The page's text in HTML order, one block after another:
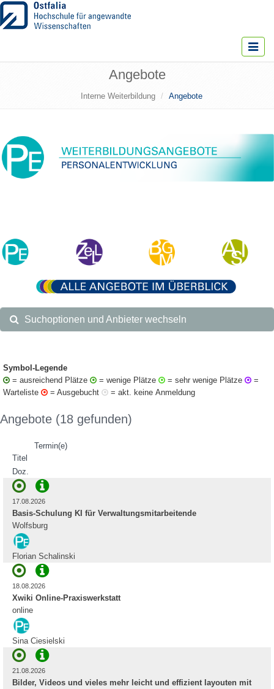
Toggle
Angebote
Interne Weiterbildung Angebote
Suchoptionen und Anbieter wechseln
Symbol-Legende
= ausreichend Plätze
= wenige Plätze = sehr wenige Plätze
=
Warteliste
= Ausgebucht = akt. keine Anmeldung
Angebote (18 gefunden)
Termin(e)
Titel
Doz.
17.08.2026
Basis-Schulung KI für Verwaltungsmitarbeitende
Wolfsburg
Florian Schalinski
18.08.2026
Xwiki Online-Praxiswerkstatt
online
Sina Ciesielski
21.08.2026
Bilder, Videos und vieles mehr leicht und effizient layouten mit